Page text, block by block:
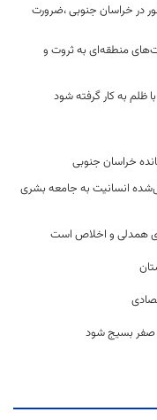
در خراسان جنوبی ،ضرورت
منطقه‌ای به ثروت و
ظلم به کار گرفته شود
انسانیت به جامعه بشری
همدلی و اخلاص است
صفر بسیج شود